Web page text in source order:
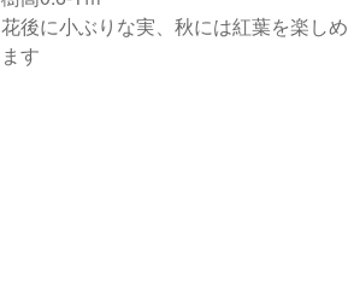
花後に小ぶりな実、秋には紅葉を楽しめ
ます